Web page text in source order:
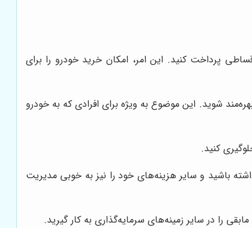
پرداخت کنید. این امر، امکان خرید خودرو را برای
شوید. این موضوع به ویژه برای افرادی که به خودرو
کنید.
باشید و سایر هزینه‌های خود را نیز به خوبی مدیریت
را در سایر زمینه‌های سرمایه‌گذاری به کار گیرید.